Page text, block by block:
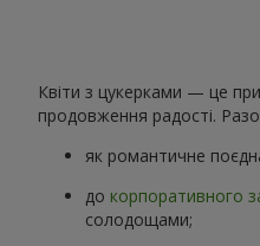
Квіти з цукерками — це
продовження радості.
як романтичне
до корпоративного
солодощами;